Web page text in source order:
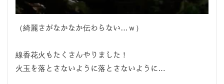
（綺麗さがなかなか伝わらない…ｗ）
線香花火もたくさんやりました！
火玉を落とさないように落とさないように…